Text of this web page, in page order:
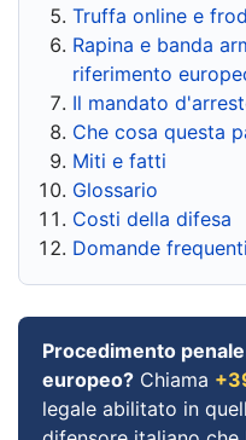
Truffa online e
Rapina e banda
riferimento
Il mandato
Che cosa questa
Miti e fatti
Glossario
Costi della difesa
Domande frequenti
Procedimento
europeo? Chiama
legale abilitato in